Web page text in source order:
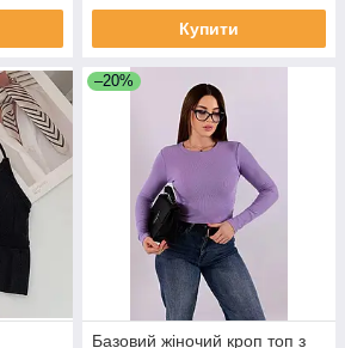
Купити
–20%
Базовий жіночий кроп топ з